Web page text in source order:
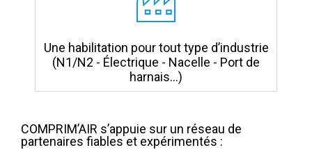
Une habilitation pour tout type d’industrie
(N1/N2 - Électrique - Nacelle - Port de
harnais…)
COMPRIM’AIR s’appuie sur un réseau de
partenaires fiables et expérimentés :